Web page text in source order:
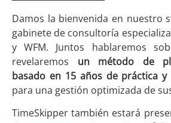
Damos la bienvenida en nuestro
gabinete de consultoría
y WFM. Juntos hablaremos
revelaremos un método de
basado en 15 años de práctica y
para una gestión optimizada de
TimeSkipper también estará